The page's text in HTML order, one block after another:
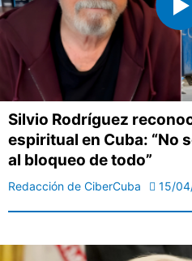
Silvio Rodríguez
espiritual en Cuba: “No
al bloqueo de todo”
Redacción de CiberCuba 15/